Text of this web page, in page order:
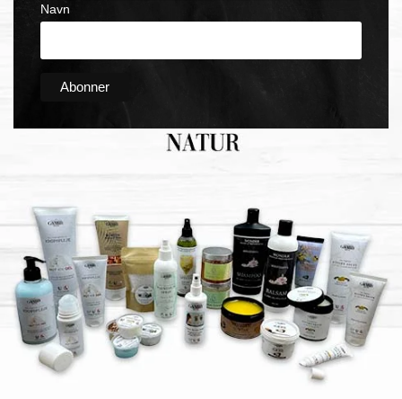
Navn